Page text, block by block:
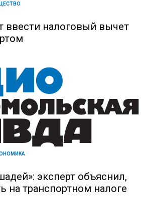
ввести налоговый вычет
эксперт объяснил,
на транспортном налоге